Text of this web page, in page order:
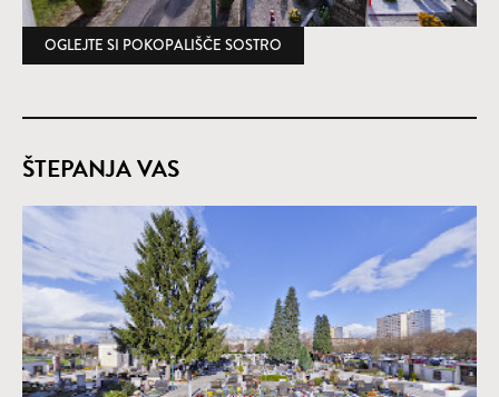
OGLEJTE SI POKOPALIŠČE SOSTRO
ŠTEPANJA VAS